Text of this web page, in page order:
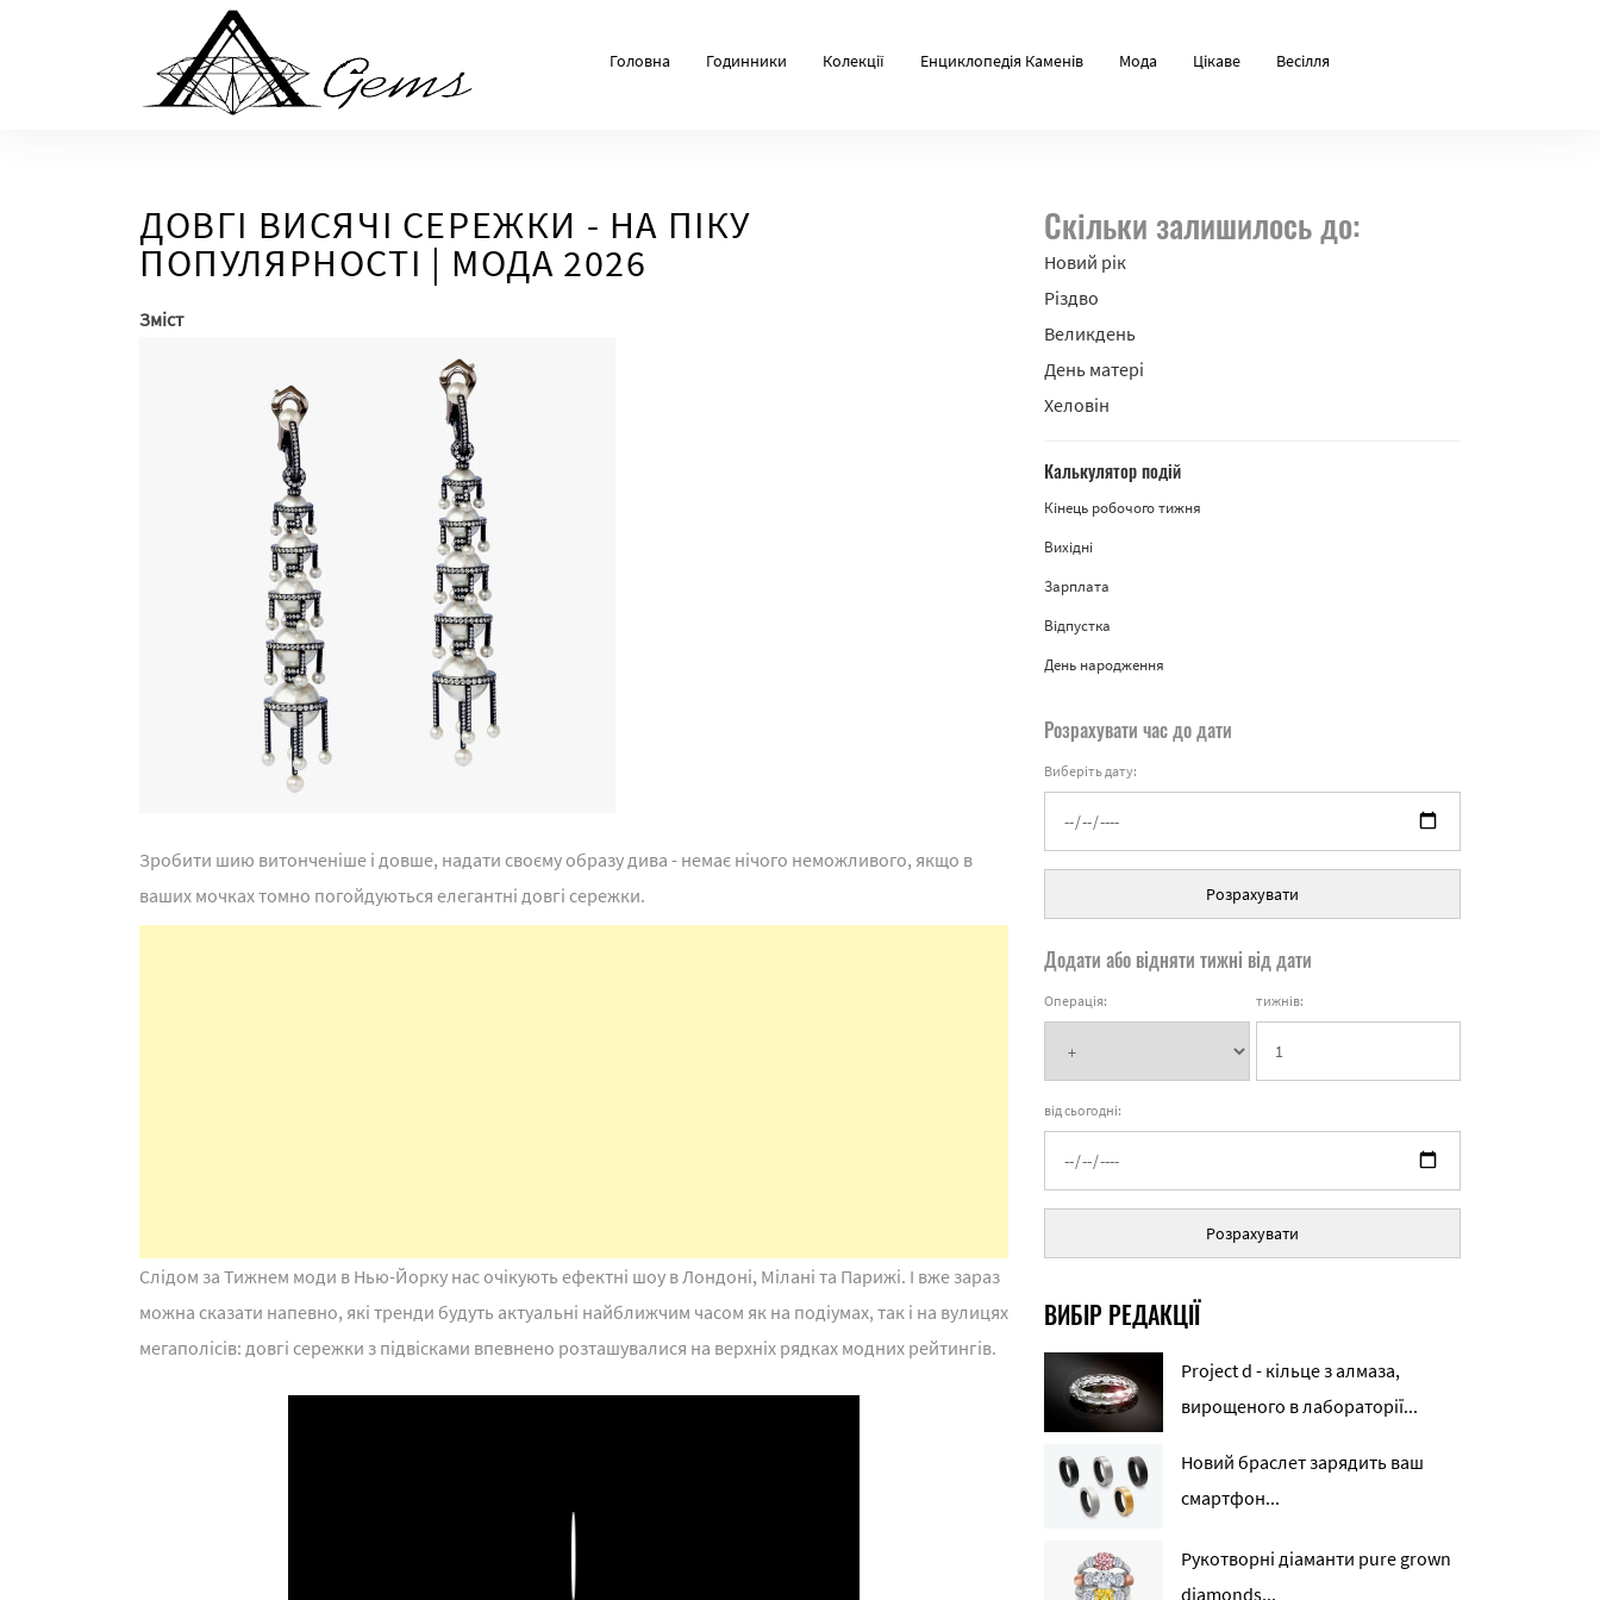
Головна Годинники Колекції Енциклопедія Каменів Мода Цікаве Весілля
ДОВГІ ВИСЯЧІ СЕРЕЖКИ - НА ПІКУ
ПОПУЛЯРНОСТІ | МОДА 2026
Зміст
Зробити шию витонченіше і довше, надати своєму образу дива - немає нічого неможливого, якщо в
ваших мочках томно погойдуються елегантні довгі сережки.
Слідом за Тижнем моди в Нью-Йорку нас очікують ефектні шоу в Лондоні, Мілані та Парижі. І вже зараз
можна сказати напевно, які тренди будуть актуальні найближчим часом як на подіумах, так і на вулицях
мегаполісів: довгі сережки з підвісками впевнено розташувалися на верхніх рядках модних рейтингів.
Скільки залишилось до:
Новий рік
Різдво
Великдень
День матері
Хеловін
Калькулятор подій
Кінець робочого тижня
Вихідні
Зарплата
Відпустка
День народження
Розрахувати час до дати
Виберіть дату:
Розрахувати
Додати або відняти тижні від дати
Операція: тижнів:
від сьогодні:
Розрахувати
ВИБІР РЕДАКЦІЇ
Project d - кільце з алмаза,
вирощеного в лабораторії...
Новий браслет зарядить ваш
смартфон...
Рукотворні діаманти pure grown
diamonds...